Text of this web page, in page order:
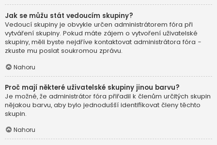
Jak se můžu stát vedoucím skupiny?
Vedoucí skupiny je obvykle určen administrátorem fóra při
vytváření skupiny. Pokud máte zájem o vytvoření uživatelské
skupiny, měli byste nejdříve kontaktovat administrátora fóra -
zkuste mu poslat soukromou zprávu.
Nahoru
Proč mají některé uživatelské skupiny jinou barvu?
Je možné, že administrátor fóra přiřadil k členům určitých skupin
nějakou barvu, aby bylo jednodušší identifikovat členy těchto
skupin.
Nahoru